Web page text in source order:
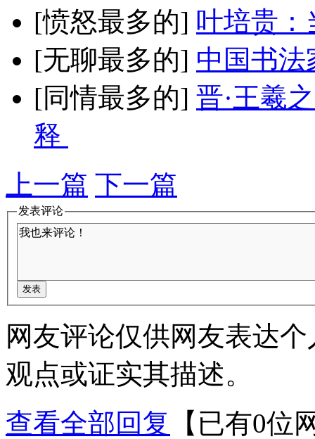
[愤怒最多的] 叶培贵：
[无聊最多的] 中国书法
[同情最多的] 晋·王羲
释
上一篇 下一篇
发表评论
网友评论仅供网友表达
观点或证实其描述。
查看全部回复
【已有0位